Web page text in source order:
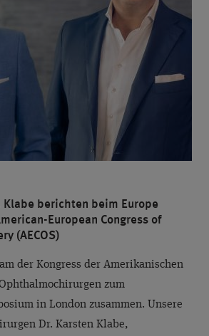
GRÜNER STAR
KINDER
KURZSICHTIGKEIT
MAKULA
MEDIENBERICHTE
GLAUKOMCHIRURGIE (MIGS)
MULTIFOKALLINSEN
NETZHAUT OCT
PEER-REVIEWED
PREMIUMLINSEN
Klabe berichten beim Europe
European Congress of
(AECOS)
der Kongress der Amerikanischen
zum
in London zusammen. Unsere
Dr. Karsten Klabe,